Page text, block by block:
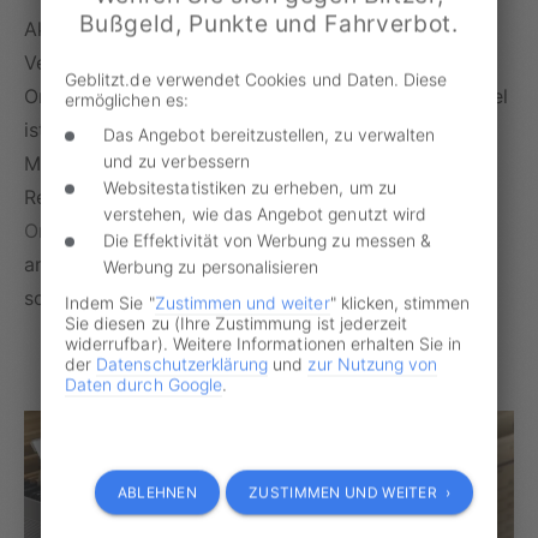
Akteneinsicht bedeutet, dass Betroffene und ihre
Verteidigung die behördliche Ermittlungsakte zum
Ordnungswidrigkeitenverfahren einsehen dürfen. Ziel
ist eine faire Verteidigung und die Möglichkeit,
Messfehler oder formale Mängel zu erkennen.
Rechtsgrundlage ist§ 49 des Gesetzes über
Ordnungswidrigkeiten (OWiG)
, der die Einsicht in
amtliche Akten regelt und Ausnahmen für
schutzwürdige Interessen Dritter vorsieht.
Bußgeld, Punkte und Fahrverbot.
Geblitzt.de verwendet Cookies und Daten. Diese
ermöglichen es:
Das Angebot bereitzustellen, zu verwalten
und zu verbessern
Websitestatistiken zu erheben, um zu
verstehen, wie das Angebot genutzt wird
Die Effektivität von Werbung zu messen &
Werbung zu personalisieren
Indem Sie "Zustimmen und weiter" klicken, stimmen
Sie diesen zu (Ihre Zustimmung ist jederzeit
widerrufbar). Weitere Informationen erhalten Sie in
der Datenschutzerklärung und zur Nutzung von
Daten durch Google.
ABLEHNEN ZUSTIMMEN UND WEITER ›